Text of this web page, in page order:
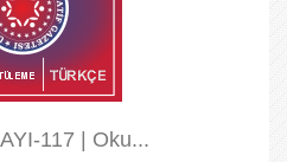
117 | Oku...